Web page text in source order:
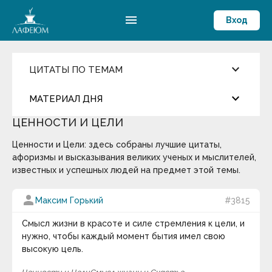
menu Вход
ЦИТАТЫ ПО ТЕМАМ keyboard_arrow_down
Достижения
Компетентность
Мировоззрение
Мораль
Окружение и Общение
Самоконтроль
Способности
Эрудиция
Общество
ЦЕННОСТИ И ЦЕЛИ
Ценности и Цели: здесь собраны лучшие цитаты,
афоризмы и высказывания великих ученых и мыслителей,
известных и успешных людей на предмет этой темы.
person Максим Горький #3815
Смысл жизни в красоте и силе стремления к цели, и
нужно, чтобы каждый момент бытия имел свою
высокую цель.
МАТЕРИАЛ ДНЯ keyboard_arrow_down
Беляев Игорь Александрович
Часто бывает так, что какая-то способность
удовлетворения нескольких потребностей,
причём не только сходных между собой, но и
существенно отличающихся друг от друга. Точно